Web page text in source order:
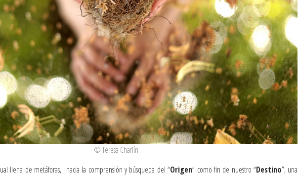
© Teresa Charlín
llena de metáforas, hacia la comprensión y búsqueda del “Origen” como fin de nuestro “Destino”, una